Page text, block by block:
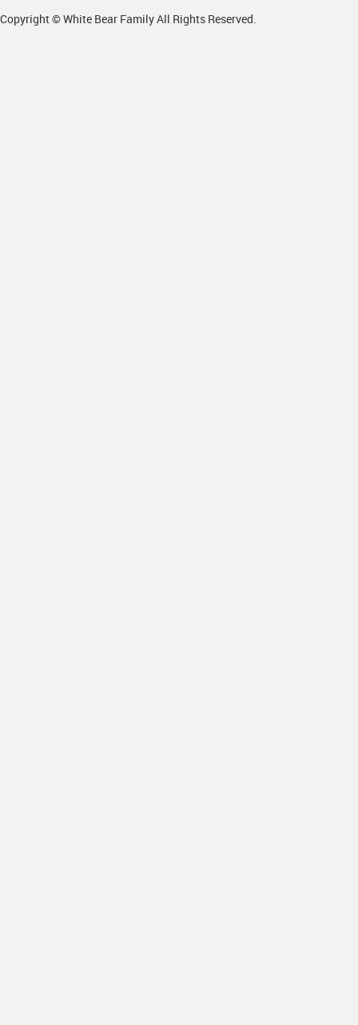
Copyright © White Bear Family All Rights Reserved.